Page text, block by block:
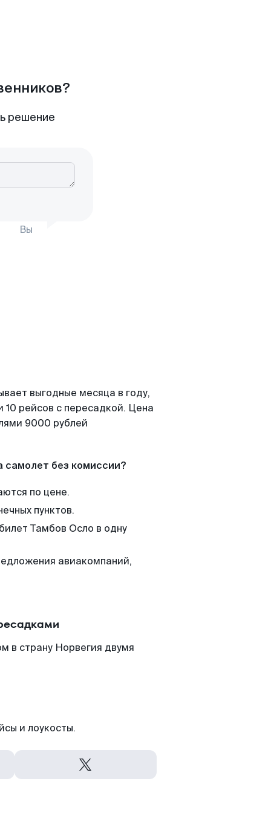
решение
Вы
выгодные месяца в году,
рейсов с пересадкой. Цена
9000 рублей
самолет без комиссии?
по цене.
пунктов.
Тамбов Осло в одну
авиакомпаний,
в страну Норвегия двумя
и лоукосты.